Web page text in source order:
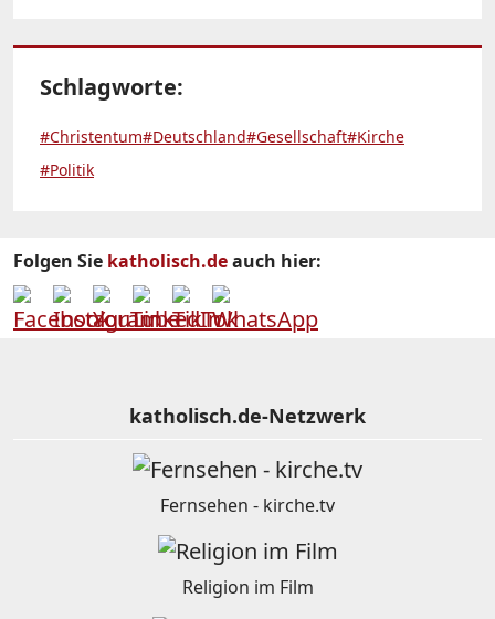
Schlagworte:
#Christentum#Deutschland#Gesellschaft#Kirche
#Politik
Folgen Sie katholisch.deauch hier:
katholisch.de-Netzwerk
Fernsehen - kirche.tv
Religion im Film